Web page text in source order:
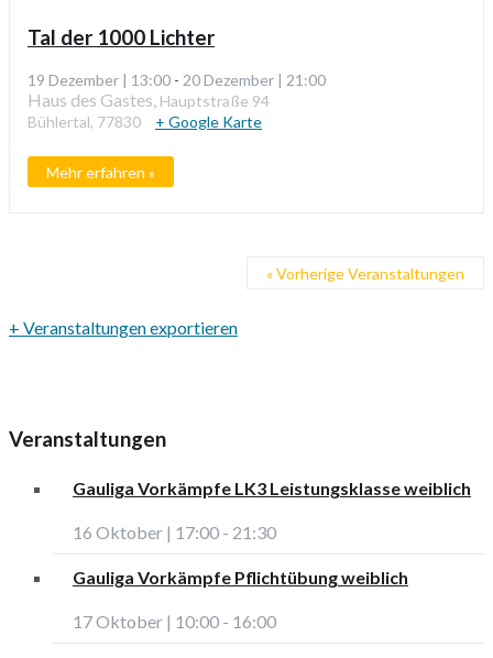
Tal der 1000 Lichter
19 Dezember | 13:00 - 20 Dezember | 21:00
Haus des Gastes, Hauptstraße 94
Bühlertal, 77830 + Google Karte
Mehr erfahren »
«Vorherige Veranstaltungen
+ Veranstaltungen exportieren
Veranstaltungen
Gauliga Vorkämpfe LK3 Leistungsklasse weiblich
16 Oktober | 17:00 - 21:30
Gauliga Vorkämpfe Pflichtübung weiblich
17 Oktober | 10:00 - 16:00